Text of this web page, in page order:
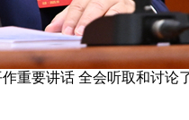
重要讲话 全会听取和讨